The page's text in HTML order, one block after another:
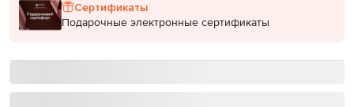
Сертификаты
Подарочные электронные сертификаты